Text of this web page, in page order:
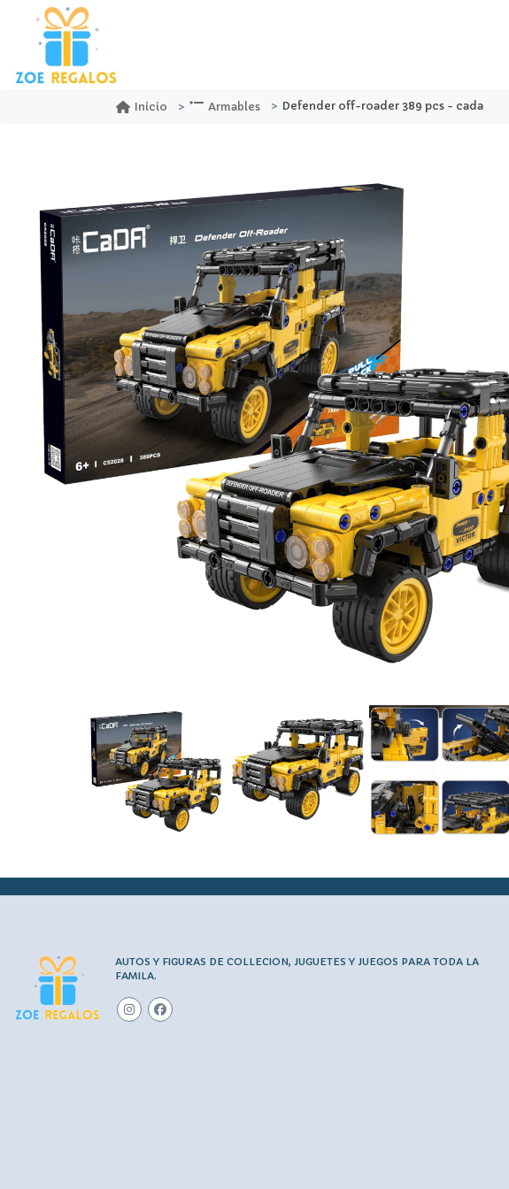
Inicio Armables Defender off-roader 389 pcs - cada
AUTOS Y FIGURAS DE COLLECION, JUGUETES Y JUEGOS PARA TODA LA
FAMILA.